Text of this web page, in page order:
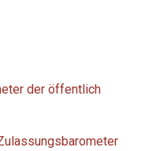
der öffentlich